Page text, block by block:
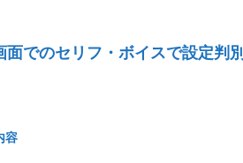
でのセリフ・ボイスで設定判別
容